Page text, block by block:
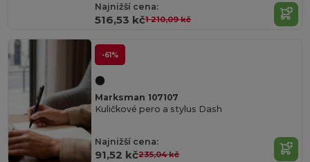
Najnižší cena:
516,53 kč1 210,09 kč
-61%
Marksman 107107
Kuličkové pero a stylus Dash
Najnižší cena:
91,52 kč235,04 kč